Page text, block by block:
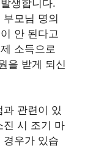
생합니다.
모님 명의
안 된다고
소득으로
을 받게 되신
관련이 있
진 시 조기 마
경우가 있습